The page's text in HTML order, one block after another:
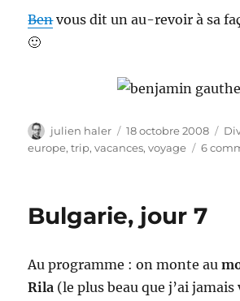
Benvous dit un au-revoir à sa
🙂
Auteur
julien haler
Publié
le
18 octobre 2008
europe,trip,vacances,voyage 6
Bulgarie, jour 7
Au programme : on monte au
Rila (le plus beau que j’ai